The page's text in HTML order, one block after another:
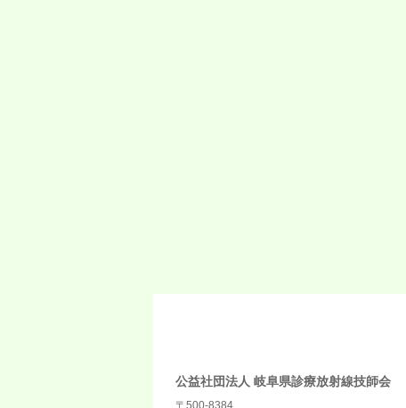
公益社団法人 岐阜県診療放射線技師会
〒500-8384